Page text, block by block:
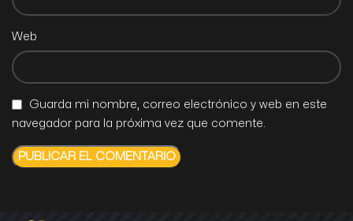
Web
Guarda mi nombre, correo electrónico y web en este
navegador para la próxima vez que comente.